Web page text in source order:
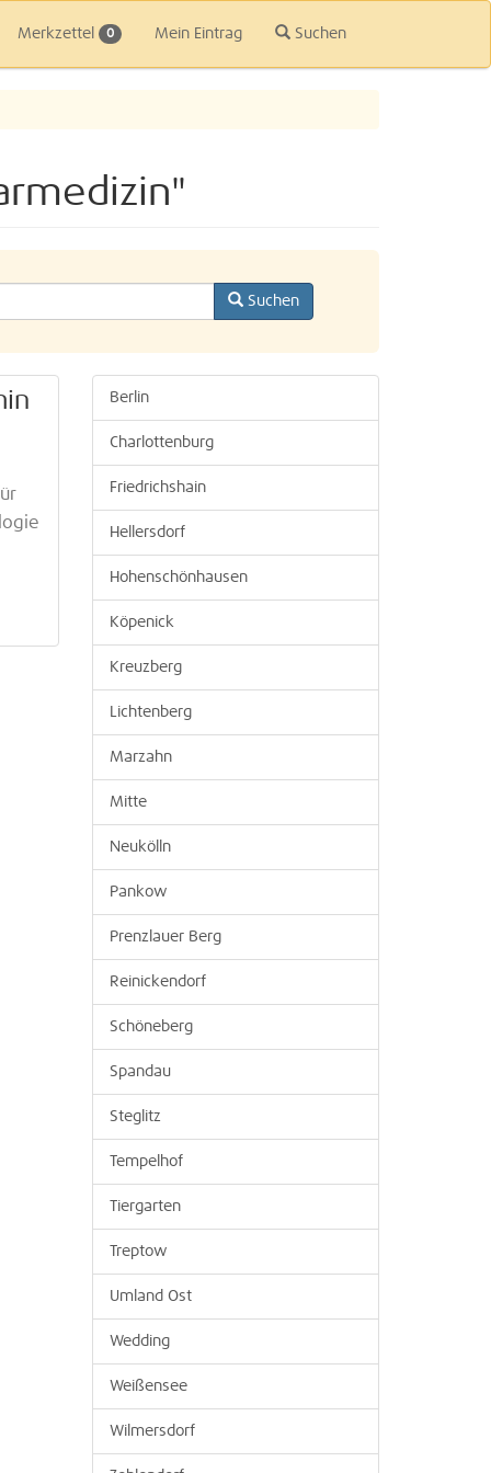
Merkzettel 0 Mein Eintrag Suchen
Suchen
Berlin
Charlottenburg
Friedrichshain
Hellersdorf
Hohenschönhausen
Köpenick
Kreuzberg
Lichtenberg
Marzahn
Mitte
Neukölln
Pankow
Prenzlauer Berg
Reinickendorf
Schöneberg
Spandau
Steglitz
Tempelhof
Tiergarten
Treptow
Umland Ost
Wedding
Weißensee
Wilmersdorf